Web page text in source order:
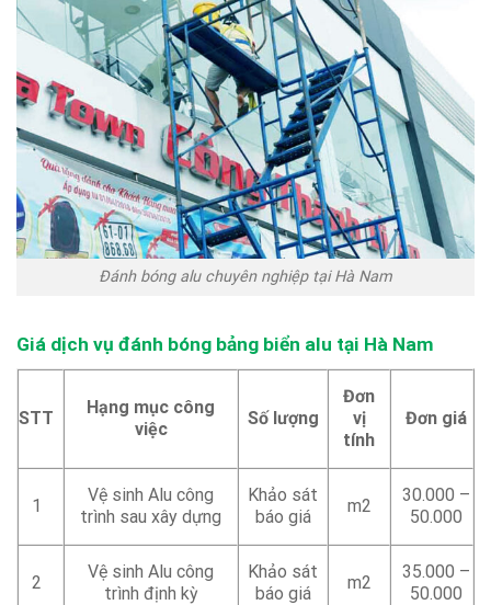
Đánh bóng alu chuyên nghiệp tại Hà Nam
Giá dịch vụ đánh bóng bảng biển alu tại Hà Nam
STT
Hạng mục công
việc
Số lượng
Đơn
vị
tính
Đơn giá
1
Vệ sinh Alu công
trình sau xây dựng
Khảo sát
báo giá
m2
30.000 –
50.000
2
Vệ sinh Alu công
trình định kỳ
Khảo sát
báo giá
m2
35.000 –
50.000